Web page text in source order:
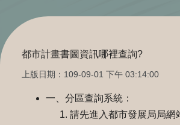
都市計畫書圖資訊哪裡查詢?
上版日期：109-09-01 下午 03:14:00
一、分區查詢系統：
請先進入都市發展局局網